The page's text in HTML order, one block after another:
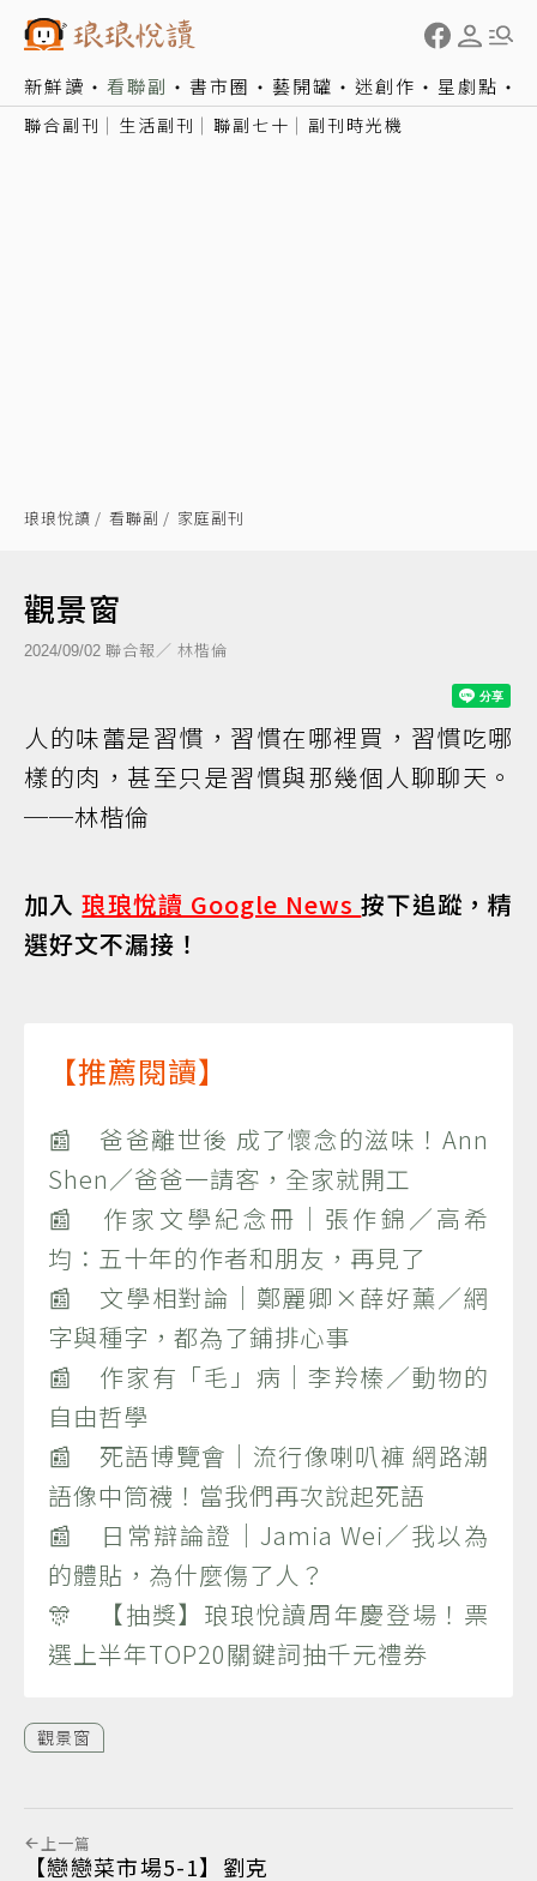
新鮮讀 看聯副 書市圈 藝開罐 迷創作 星劇點
聯合副刊 生活副刊 聯副七十 副刊時光機
琅琅悅讀 看聯副 家庭副刊
觀景窗
2024/09/02 聯合報／ 林楷倫
人的味蕾是習慣，習慣在哪裡買，習慣吃哪
樣的肉，甚至只是習慣與那幾個人聊聊天。
──林楷倫
加入琅琅悅讀 Google News按下追蹤，精
選好文不漏接！
【推薦閱讀】
📰 爸爸離世後 成了懷念的滋味！Ann
Shen／爸爸一請客，全家就開工
📰 作家文學紀念冊｜張作錦／高希
均：五十年的作者和朋友，再見了
📰 文學相對論｜鄭麗卿×薛好薰／網
字與種字，都為了鋪排心事
📰 作家有「毛」病｜李羚榛／動物的
自由哲學
📰 死語博覽會｜流行像喇叭褲 網路潮
語像中筒襪！當我們再次說起死語
📰 日常辯論證｜Jamia Wei／我以為
的體貼，為什麼傷了人？
🎊 【抽獎】琅琅悅讀周年慶登場！票
選上半年TOP20關鍵詞抽千元禮券
觀景窗
上一篇
【戀戀菜市場5-1】劉克